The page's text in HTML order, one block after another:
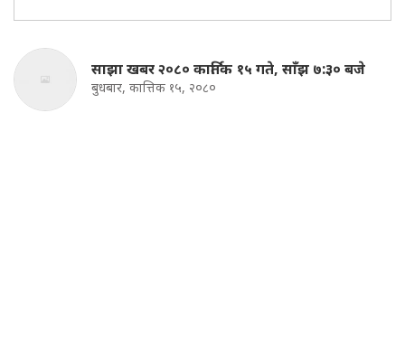
साझा खबर २०८० कार्तिक १५ गते, साँझ ७:३० बजे
बुधबार, कात्तिक १५, २०८०